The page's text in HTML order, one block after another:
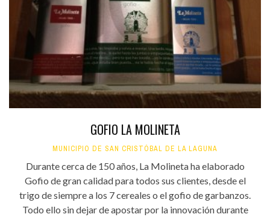
GOFIO LA MOLINETA
MUNICIPIO DE SAN CRISTÓBAL DE LA LAGUNA
Durante cerca de 150 años, La Molineta ha elaborado
Gofio de gran calidad para todos sus clientes, desde el
trigo de siempre a los 7 cereales o el gofio de garbanzos.
Todo ello sin dejar de apostar por la innovación durante